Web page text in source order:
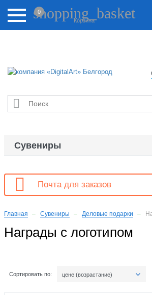
Внимание! Цены на сайте могут
Актуальные цены уточняйте у
shopping_basket
Корзина
0

Сувениры
 Почта для заказов
Главная Сувениры Деловые подарки
Награды с логотипом
Сортировать по: цене (возрастание)